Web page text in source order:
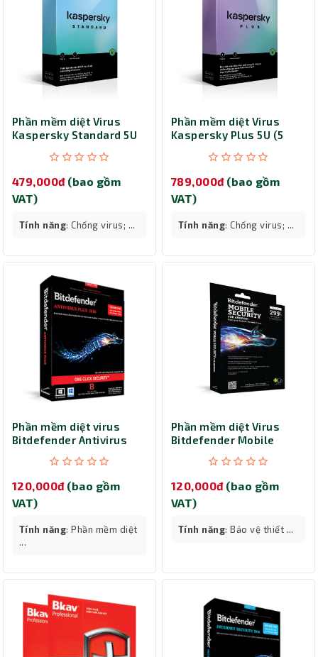
Phần mềm diệt Virus
Kaspersky Standard 5U
479,000đ (bao gồm
VAT)
Tính năng: Chống virus; ...
Phần mềm diệt Virus
Kaspersky Plus 5U (5
789,000đ (bao gồm
VAT)
Tính năng: Chống virus; ...
Phần mềm diệt virus
Bitdefender Antivirus
120,000đ (bao gồm
VAT)
Tính năng: Phần mềm diệt
...
Phần mềm diệt Virus
Bitdefender Mobile
120,000đ (bao gồm
VAT)
Tính năng: Bảo vệ thiết ...